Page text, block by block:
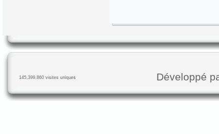
145,399,860 visites uniques Développé